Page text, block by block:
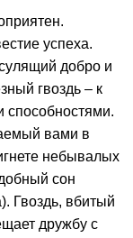
успеха.
добро и
гвоздь – к
вами в
небывалых
сон
Гвоздь, вбитый
дружбу с